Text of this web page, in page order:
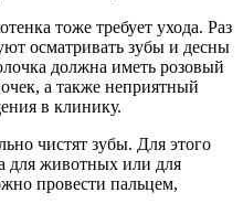
тоже требует ухода. Раз
осматривать зубы и десны
должна иметь розовый
а также неприятный
в клинику.
чистят зубы. Для этого
для животных или для
провести пальцем,